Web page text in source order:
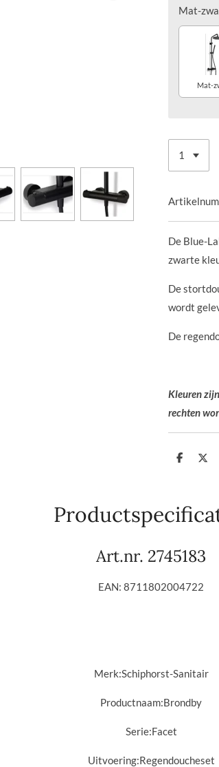
Mat-
Mat-
De Blue-
zwarte
De
wordt
De
Kleuren
rechten
D
D
Art.nr. 2745183
EAN: 8711802004722
Merk:Schiphorst-Sanitair
Productnaam:Brondby
Serie:Facet
Uitvoering:Regendoucheset